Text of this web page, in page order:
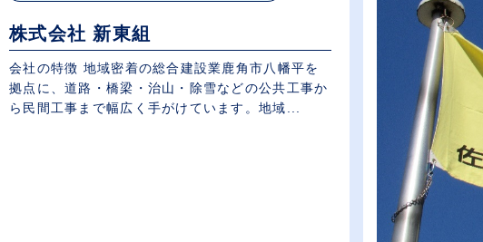
株式会社 新東組
会社の特徴 地域密着の総合建設業鹿角市八幡平を
拠点に、道路・橋梁・治山・除雪などの公共工事か
ら民間工事まで幅広く手がけています。地域...